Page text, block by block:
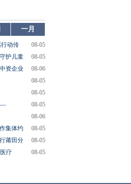
一月
动传
08-05
护儿童
08-05
资企业
08-06
08-05
08-05
08-05
08-06
集体约
08-05
莆田分
08-05
疗
08-05